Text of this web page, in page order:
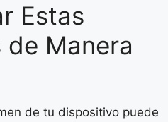
Estas
Manera
de tu dispositivo puede